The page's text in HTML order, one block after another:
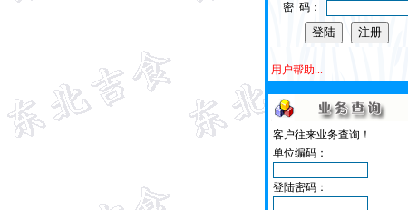
密 码：
用户帮助...
客户往来业务查询！
单位编码：
登陆密码：